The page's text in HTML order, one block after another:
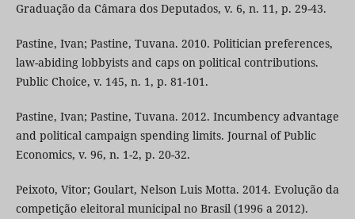
Graduação da Câmara dos Deputados, v. 6, n. 11, p. 29-43.
Pastine, Ivan; Pastine, Tuvana. 2010. Politician preferences,
law-abiding lobbyists and caps on political contributions.
Public Choice, v. 145, n. 1, p. 81-101.
Pastine, Ivan; Pastine, Tuvana. 2012. Incumbency advantage
and political campaign spending limits. Journal of Public
Economics, v. 96, n. 1-2, p. 20-32.
Peixoto, Vitor; Goulart, Nelson Luis Motta. 2014. Evolução da
competição eleitoral municipal no Brasil (1996 a 2012).